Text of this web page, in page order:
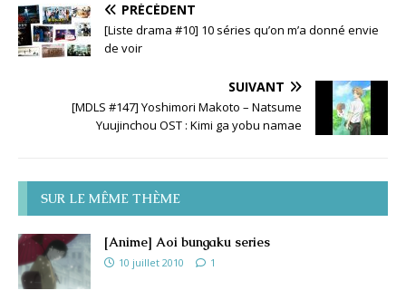
PRÉCÉDENT
[Liste drama #10] 10 séries qu’on m’a donné envie
de voir
SUIVANT
[MDLS #147] Yoshimori Makoto – Natsume
Yuujinchou OST : Kimi ga yobu namae
SUR LE MÊME THÈME
[Anime] Aoi bungaku series
10 juillet 2010 1